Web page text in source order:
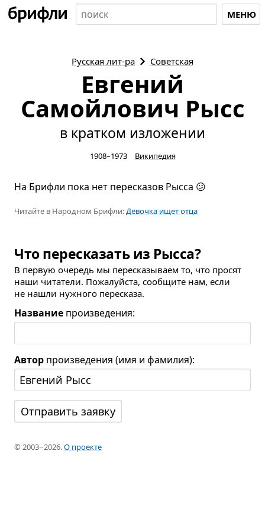
МЕНЮ
Русская лит-ра Советская
Евгений
Самойлович Рысс
в кратком изложении
1908–1973 Википедия
На Брифли пока нет пересказов Рысса 😕
Читайте в Народном Брифли:Девочка ищет отца
Что пересказать из Рысса?
В первую очередь мы пересказываем то, что просят
наши читатели. Пожалуйста, сообщите нам, если
не нашли нужного пересказа.
Название произведения:
Автор произведения (имя и фамилия):
© 2003−2026.О проекте